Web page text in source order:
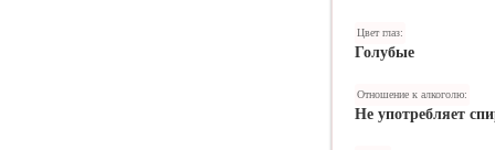
Цвет глаз:
Голубые
Отношение к алкоголю:
Не употребляет